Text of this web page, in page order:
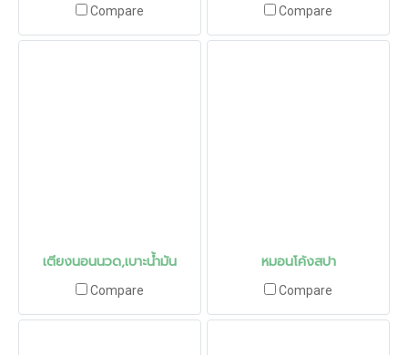
Compare Compare
เตียงนอนนวด,เบาะน้ำมัน
Compare
หมอนโค้งสปา
Compare